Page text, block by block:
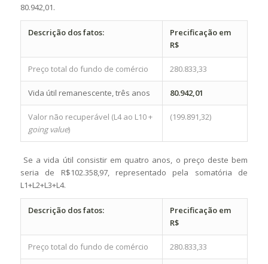
80.942,01.
Descrição dos fatos:
Precificação em
R$
Preço total do fundo de comércio 280.833,33
Vida útil remanescente, três anos 80.942,01
Valor não recuperável (L4 ao L10 +
going value)
(199.891,32)
Se a vida útil consistir em quatro anos, o preço deste bem
seria de R$102.358,97, representado pela somatória de
L1+L2+L3+L4.
Descrição dos fatos:
Precificação em
R$
Preço total do fundo de comércio 280.833,33